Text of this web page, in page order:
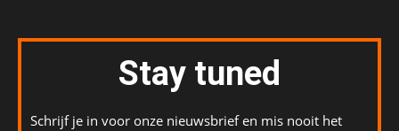
Stay tuned
Schrijf je in voor onze nieuwsbrief en mis nooit het